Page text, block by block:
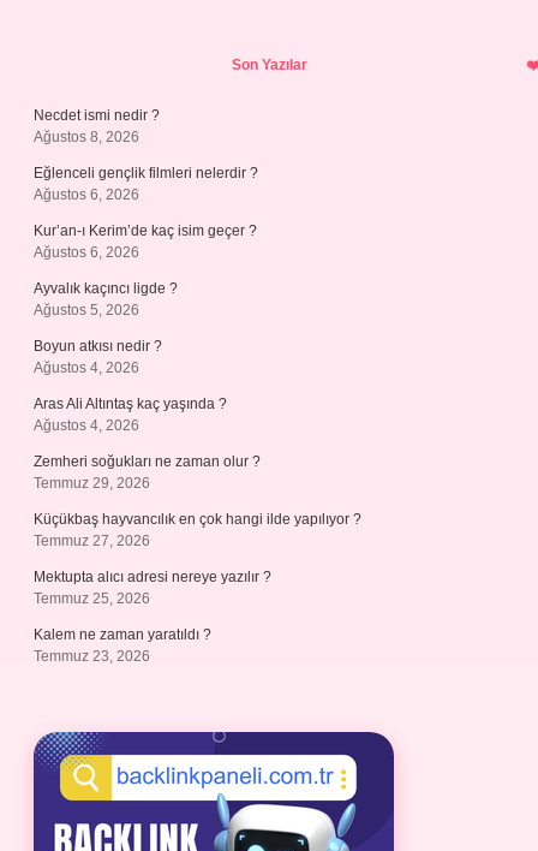
Son Yazılar
Necdet ismi nedir ?
Ağustos 8, 2026
Eğlenceli gençlik filmleri nelerdir ?
Ağustos 6, 2026
Kur’an-ı Kerim’de kaç isim geçer ?
Ağustos 6, 2026
Ayvalık kaçıncı ligde ?
Ağustos 5, 2026
Boyun atkısı nedir ?
Ağustos 4, 2026
Aras Ali Altıntaş kaç yaşında ?
Ağustos 4, 2026
Zemheri soğukları ne zaman olur ?
Temmuz 29, 2026
Küçükbaş hayvancılık en çok hangi ilde yapılıyor ?
Temmuz 27, 2026
Mektupta alıcı adresi nereye yazılır ?
Temmuz 25, 2026
Kalem ne zaman yaratıldı ?
Temmuz 23, 2026